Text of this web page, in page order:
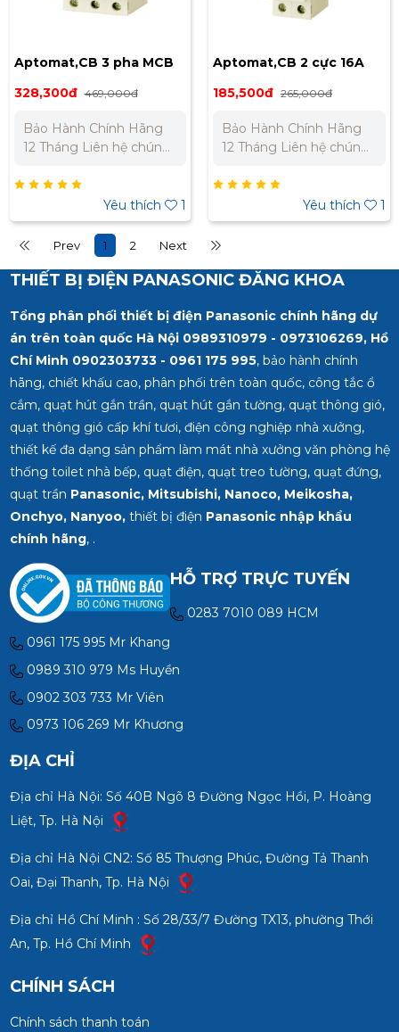
Aptomat,CB 3 pha MCB
16A BBD3163CNV
328,300đ 469,000đ
Bảo Hành Chính Hãng
12 Tháng Liên hệ chúng
nhất cho dự án. Miền
Bắc : 0989 310 979 -
0973 106 269 Miền Nam:
0902 303 733 – 0945
Yêu thích 1
Aptomat,CB 2 cực 16A
BBD2162CNV
185,500đ 265,000đ
Bảo Hành Chính Hãng
12 Tháng Liên hệ chúng
nhất cho dự án. Miền
Bắc : 0989 310 979 -
0973 106 269 Miền Nam:
Yêu thích 1
Prev 1 2 Next
THIẾT BỊ ĐIỆN PANASONIC ĐĂNG KHOA
Tổng phân phối thiết bị điện Panasonic chính hãng dự
án trên toàn quốc Hà Nội 0989310979 - 0973106269, Hồ
Chí Minh 0902303733 - 0961 175 995, bảo hành chính
hãng, chiết khấu cao, phân phối trên toàn quốc, công tắc ổ
cắm, quạt hút gắn trần, quạt hút gắn tường, quạt thông gió,
quạt thông gió cấp khí tươi, điện công nghiệp nhà xưởng,
thiết kế đa dạng sản phẩm làm mát nhà xưởng văn phòng hệ
thống toilet nhà bếp, quạt điện, quạt treo tường, quạt đứng,
quạt trần Panasonic, Mitsubishi, Nanoco, Meikosha,
Onchyo, Nanyoo,thiết bị điện Panasonic nhập khẩu
chính hãng, .
HỖ TRỢ TRỰC TUYẾN
0283 7010 089 HCM
0961 175 995 Mr Khang
0989 310 979 Ms Huyền
0902 303 733 Mr Viên
0973 106 269 Mr Khương
ĐỊA CHỈ
Địa chỉ Hà Nội: Số 40B Ngõ 8 Đường Ngọc Hồi, P. Hoàng
Liệt, Tp. Hà Nội
Địa chỉ Hà Nội CN2: Số 85 Thượng Phúc, Đường Tả Thanh
Oai, Đại Thanh, Tp. Hà Nội
Địa chỉ Hồ Chí Minh : Số 28/33/7 Đường TX13, phường Thới
An, Tp. Hồ Chí Minh
CHÍNH SÁCH
Chính sách thanh toán